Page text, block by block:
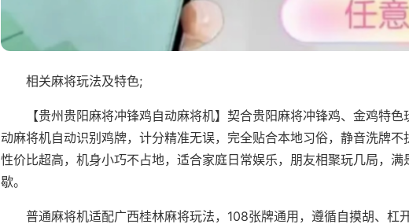
相关麻将玩法及特色;
【贵州贵阳麻将冲锋鸡自动麻将机】契合贵阳麻将冲锋鸡、金鸡特
动麻将机自动识别鸡牌，计分精准无误，完全贴合本地习俗，静音洗牌不
性价比超高，机身小巧不占地，适合家庭日常娱乐，朋友相聚玩几局，
歇。
普通麻将机适配广西桂林麻将玩法，108张牌通用，遵循自摸胡、杠